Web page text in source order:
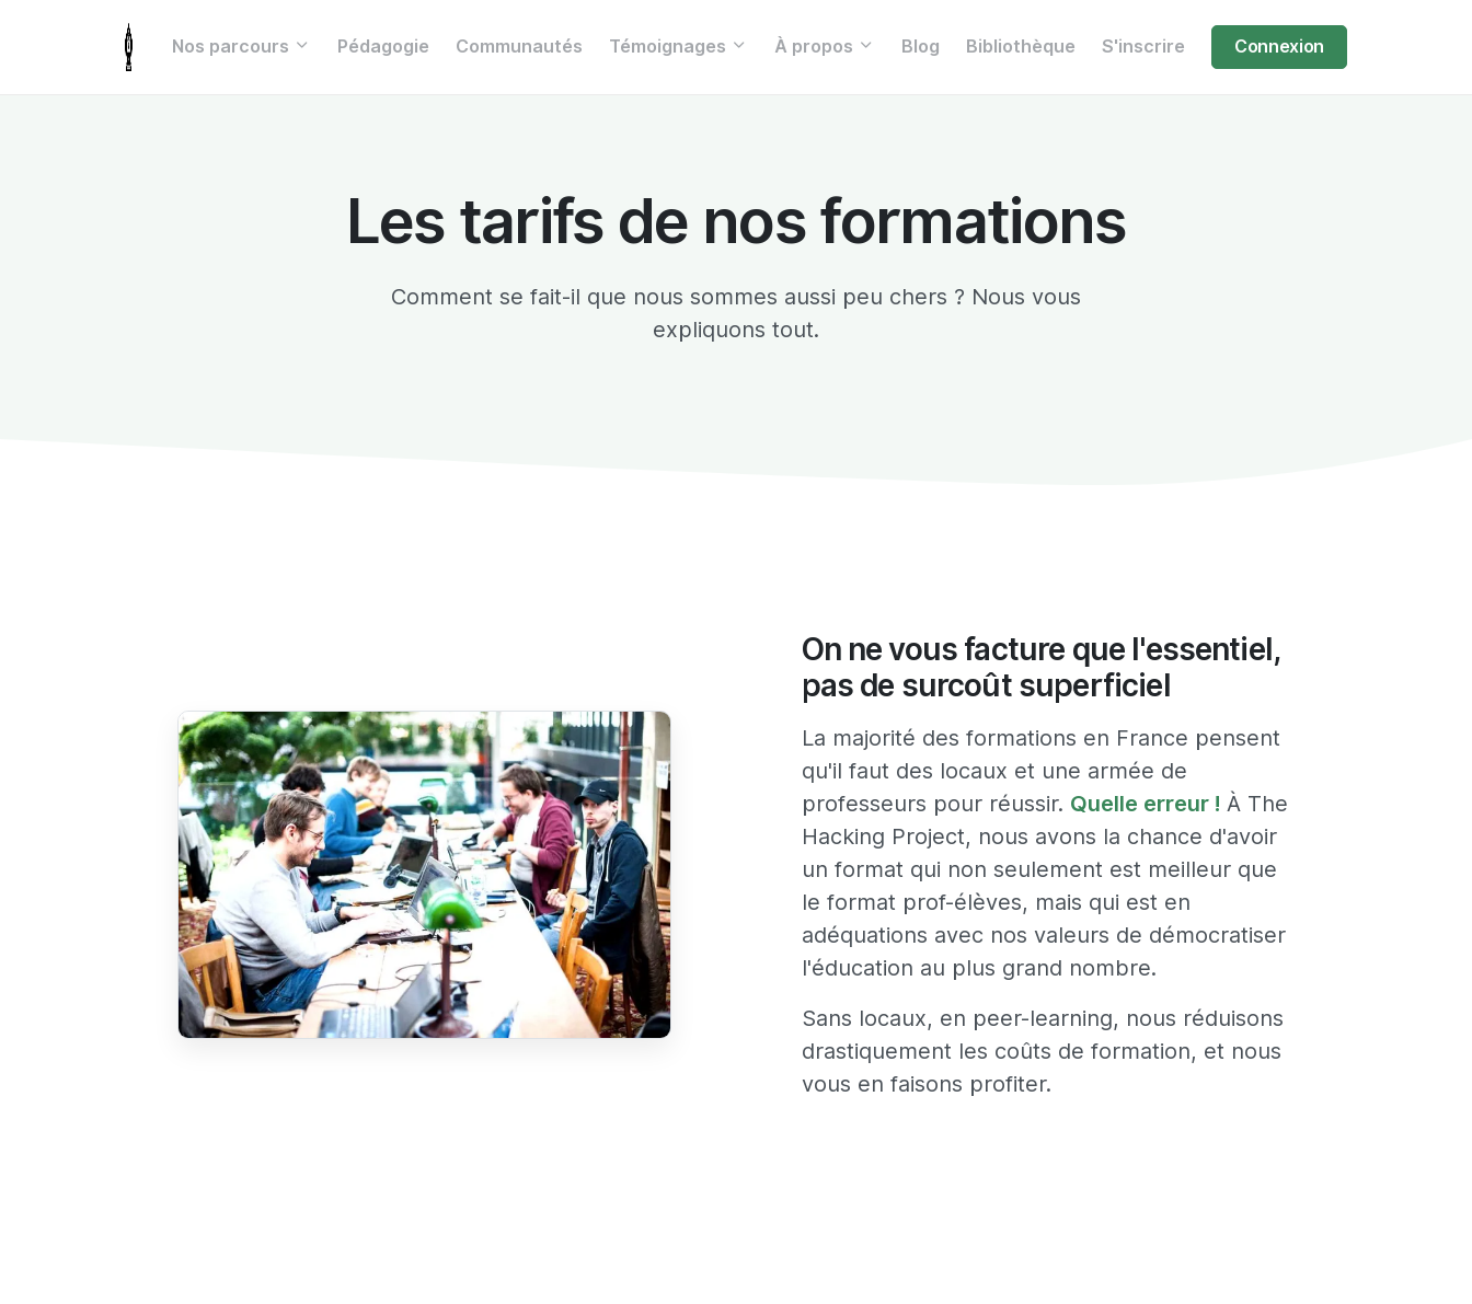
Nos parcours Pédagogie Communautés Témoignages À propos Blog Bibliothèque S'inscrire Connexion
Les tarifs de nos formations
Comment se fait-il que nous sommes aussi peu chers ? Nous vous
expliquons tout.
On ne vous facture que l'essentiel,
pas de surcoût superficiel
La majorité des formations en France pensent
qu'il faut des locaux et une armée de
professeurs pour réussir. Quelle erreur ! À The
Hacking Project, nous avons la chance d'avoir
un format qui non seulement est meilleur que
le format prof-élèves, mais qui est en
adéquations avec nos valeurs de démocratiser
l'éducation au plus grand nombre.
Sans locaux, en peer-learning, nous réduisons
drastiquement les coûts de formation, et nous
vous en faisons profiter.